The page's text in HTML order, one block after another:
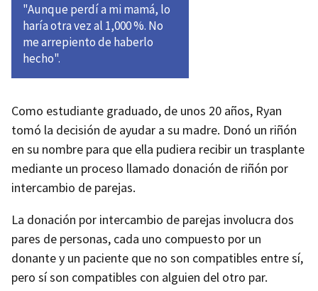
"Aunque perdí a mi mamá, lo
haría otra vez al 1,000 %. No
me arrepiento de haberlo
hecho".
Como estudiante graduado, de unos 20 años, Ryan
tomó la decisión de ayudar a su madre. Donó un riñón
en su nombre para que ella pudiera recibir un trasplante
mediante un proceso llamado donación de riñón por
intercambio de parejas.
La donación por intercambio de parejas involucra dos
pares de personas, cada uno compuesto por un
donante y un paciente que no son compatibles entre sí,
pero sí son compatibles con alguien del otro par.